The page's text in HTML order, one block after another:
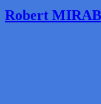
Robert